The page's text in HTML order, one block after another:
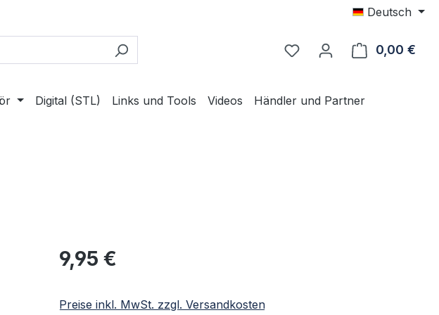
Deutsch
0,00 €
Digital (STL) Links und Tools Videos Händler und Partner
Regulärer Preis:
9,95 €
Preise inkl. MwSt. zzgl. Versandkosten